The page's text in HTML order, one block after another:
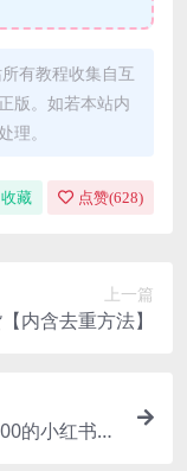
有教程收集自互
版。如若本站内
。
收藏 点赞(628)
上一篇
内含去重方法】
的小红书多